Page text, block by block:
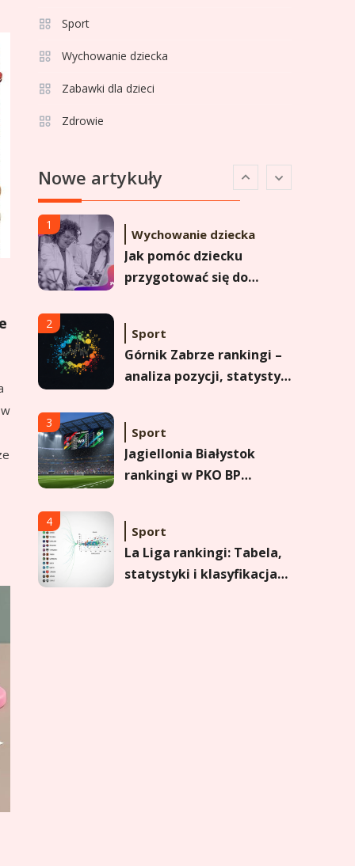
Sport
Wychowanie dziecka
Zabawki dla dzieci
Zdrowie
Nowe artykuły
5
Lech Poznań rankingi:
Analiza pozycji w
6
Analiza pozycji w
Ekstraklasie i historyczne
dane
1
Wychowanie dziecka
Jak pomóc dziecku
przygotować się do
to dobre rozwiązanie dla
maturzysty?
2
Sport
Górnik Zabrze rankingi –
analiza pozycji, statystyk
3
Sport
Jagiellonia Białystok
rankingi w PKO BP
formy i statystyk
4
Sport
La Liga rankingi: Tabela,
statystyki i klasyfikacja